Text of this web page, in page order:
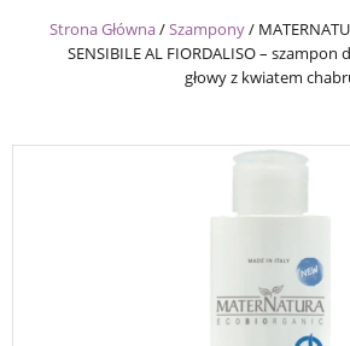
Strona Główna/Szampony/
SENSIBILE AL FIORDALISO –
głowy z kwiatem